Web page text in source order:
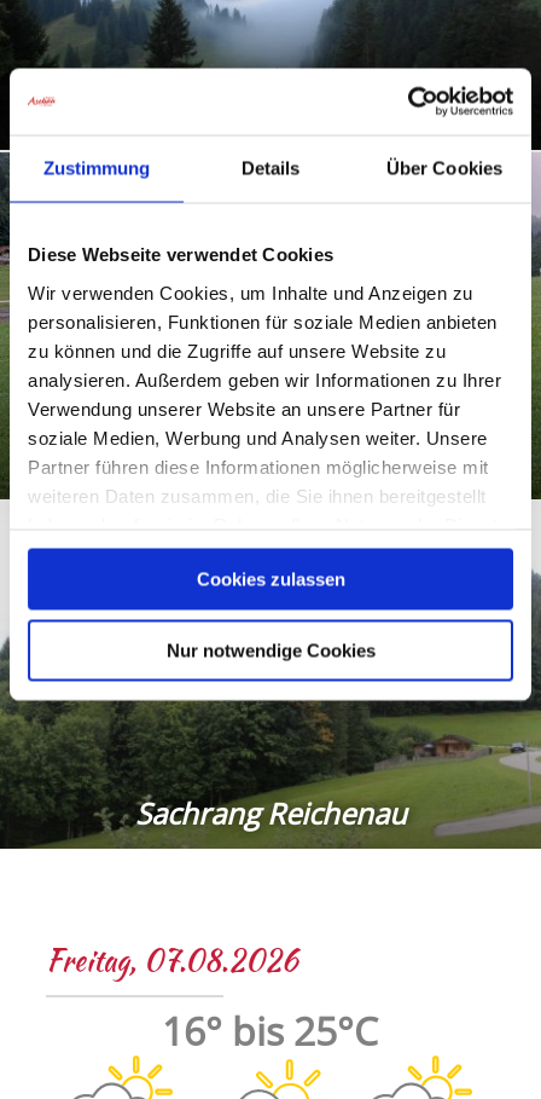
Zustimmung Details Über Cookies
Diese Webseite verwendet Cookies
Wir verwenden Cookies, um Inhalte und Anzeigen zu
personalisieren, Funktionen für soziale Medien anbieten
zu können und die Zugriffe auf unsere Website zu
analysieren. Außerdem geben wir Informationen zu Ihrer
Verwendung unserer Website an unsere Partner für
soziale Medien, Werbung und Analysen weiter. Unsere
Partner führen diese Informationen möglicherweise mit
weiteren Daten zusammen, die Sie ihnen bereitgestellt
gesammelt haben.
Cookies zulassen
Nur notwendige Cookies
Geigelstein West (Priener Hütte)
Video-Webcam Sachrang,
Kaiserblick Skilift
Sachrang Reichenau
Freitag, 07.08.2026
16° bis 25°C